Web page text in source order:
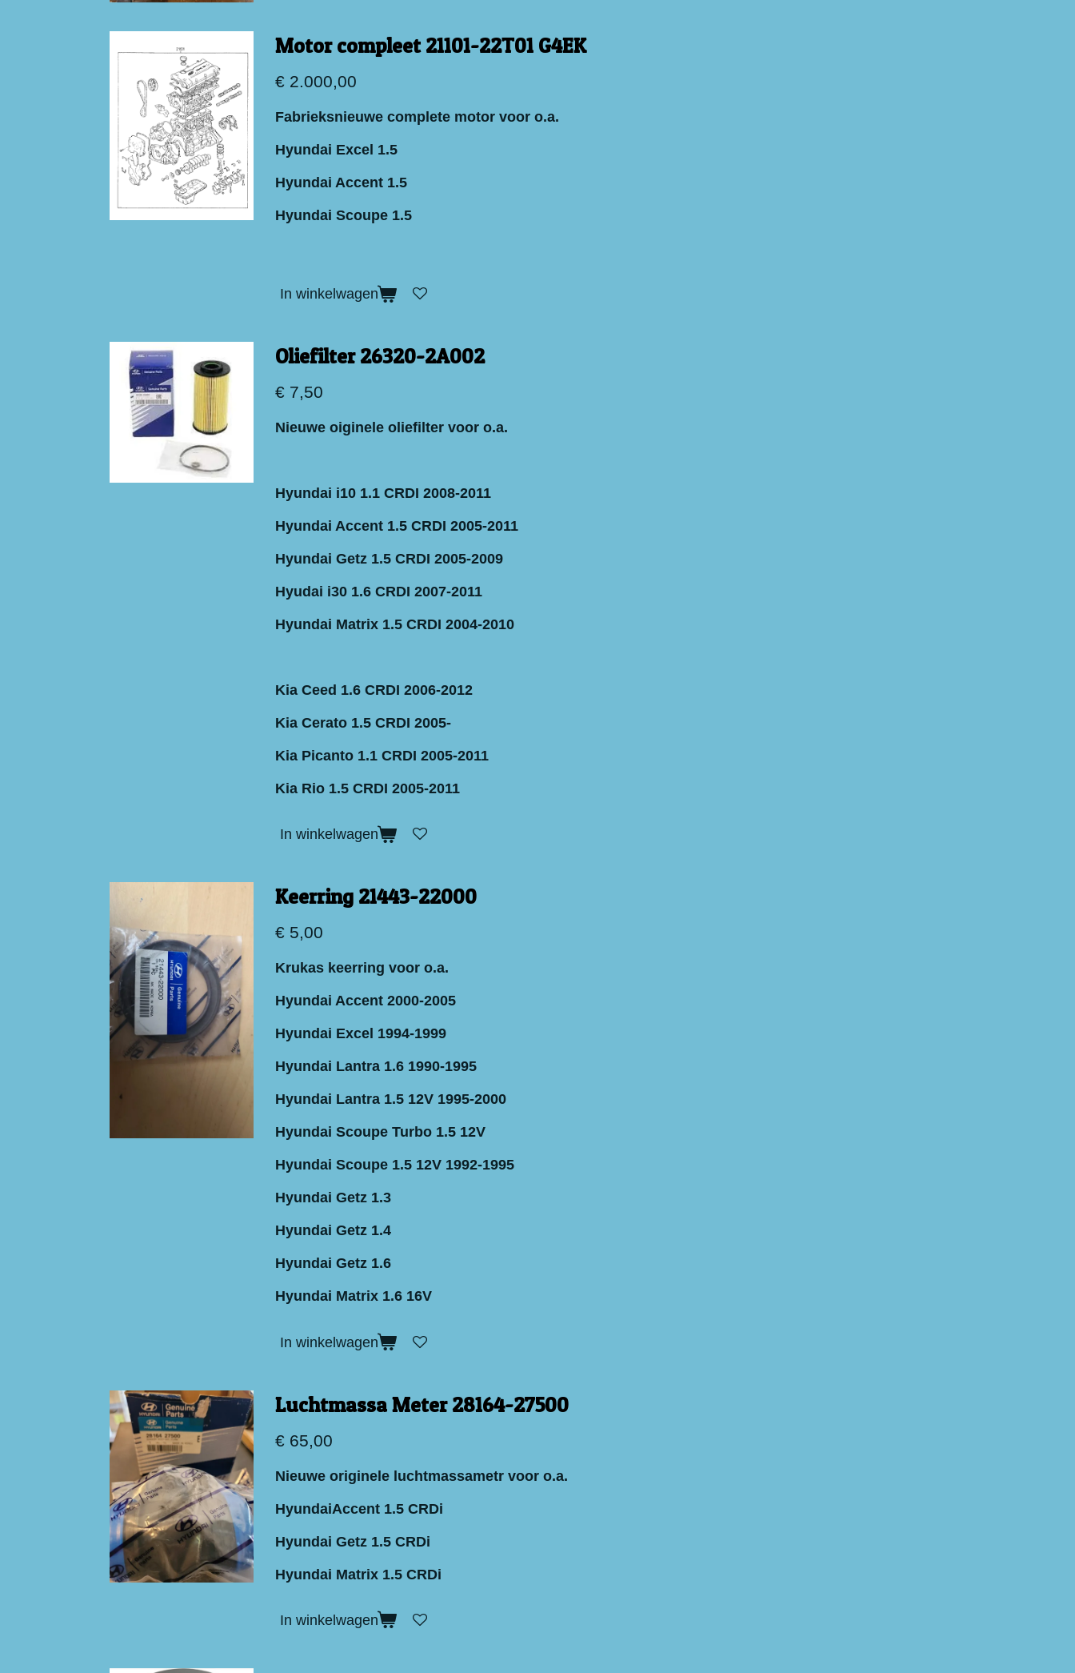
Motor compleet 21101-22T01 G4EK
€ 2.000,00
Fabrieksnieuwe complete motor voor o.a.
Hyundai Excel 1.5
Hyundai Accent 1.5
Hyundai Scoupe 1.5
In winkelwagen
Oliefilter 26320-2A002
€ 7,50
Nieuwe oiginele oliefilter voor o.a.
Hyundai i10 1.1 CRDI 2008-2011
Hyundai Accent 1.5 CRDI 2005-2011
Hyundai Getz 1.5 CRDI 2005-2009
Hyudai i30 1.6 CRDI 2007-2011
Hyundai Matrix 1.5 CRDI 2004-2010
Kia Ceed 1.6 CRDI 2006-2012
Kia Cerato 1.5 CRDI 2005-
Kia Picanto 1.1 CRDI 2005-2011
Kia Rio 1.5 CRDI 2005-2011
In winkelwagen
Keerring 21443-22000
€ 5,00
Krukas keerring voor o.a.
Hyundai Accent 2000-2005
Hyundai Excel 1994-1999
Hyundai Lantra 1.6 1990-1995
Hyundai Lantra 1.5 12V 1995-2000
Hyundai Scoupe Turbo 1.5 12V
Hyundai Scoupe 1.5 12V 1992-1995
Hyundai Getz 1.3
Hyundai Getz 1.4
Hyundai Getz 1.6
Hyundai Matrix 1.6 16V
In winkelwagen
Luchtmassa Meter 28164-27500
€ 65,00
Nieuwe originele luchtmassametr voor o.a.
HyundaiAccent 1.5 CRDi
Hyundai Getz 1.5 CRDi
Hyundai Matrix 1.5 CRDi
In winkelwagen